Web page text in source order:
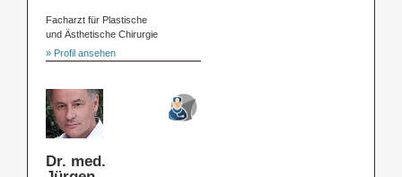
Facharzt für Plastische
und Ästhetische Chirurgie
» Profil ansehen
Dr. med.